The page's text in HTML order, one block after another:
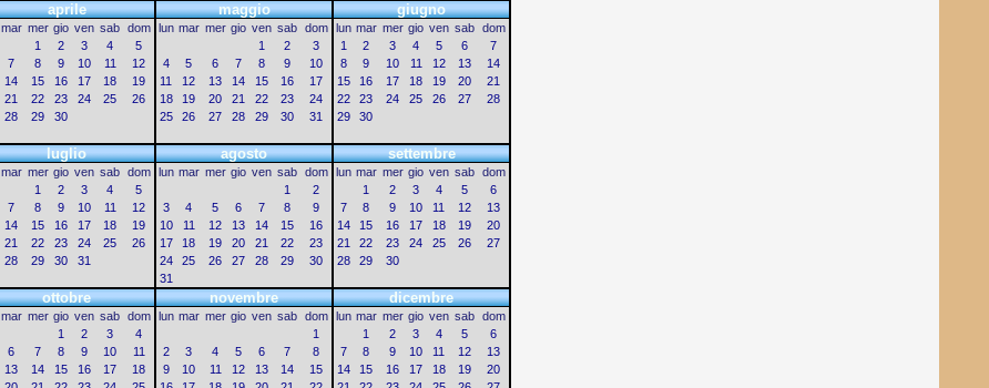
aprile
mar mer gio ven sab dom
1
2 3 4
5
7 8 9 10 11
12
14 15 16 17 18
19
21 22 23 24 25
26
28 29 30
maggio
lun mar mer gio ven sab dom
1
2
3
4
5 6 7 8 9
10
11
12 13 14 15 16
17
18
19 20 21 22 23
24
25
26 27 28 29 30 31
giugno
lun mar mer gio ven sab dom
1
2 3 4 5 6
7
8
9 10 11 12 13
14
15
16 17 18 19 20
21
22
23 24 25 26 27
28
29
30
luglio
mar mer gio ven sab dom
1
2 3 4
5
7 8 9 10 11
12
14 15 16 17 18
19
21 22 23 24 25
26
28 29 30 31
agosto
lun mar mer gio ven sab dom
1
2
3
4 5 6 7 8
9
10
11 12 13 14 15
16
17
18 19 20 21 22
23
24
25 26 27 28 29
30
31
settembre
lun mar mer gio ven sab dom
1
2 3 4 5
6
7
8 9 10 11 12
13
14
15 16 17 18 19
20
21
22 23 24 25 26
27
28
29 30
ottobre
mar mer gio ven sab dom
1
2 3
4
6 7 8 9 10
11
13 14 15 16 17
18
novembre
lun mar mer gio ven sab dom
1
2
3 4 5 6 7
8
9
10 11 12 13 14
15
dicembre
lun mar mer gio ven sab dom
1
2 3 4 5
6
7
8 9 10 11 12
13
14
15 16 17 18 19
20